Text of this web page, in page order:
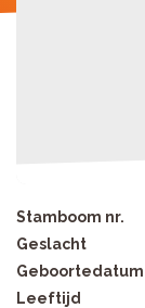
Stamboom nr.
Geslacht
Geboortedatum
Leeftijd